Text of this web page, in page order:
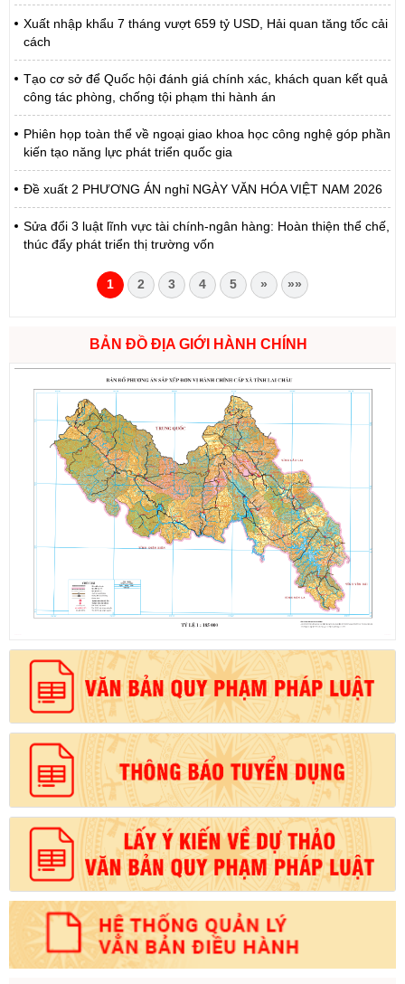
Xuất nhập khẩu 7 tháng vượt 659 tỷ USD, Hải quan tăng tốc cải
cách
Tạo cơ sở để Quốc hội đánh giá chính xác, khách quan kết quả
công tác phòng, chống tội phạm thi hành án
Phiên họp toàn thể về ngoại giao khoa học công nghệ góp phần
kiến tạo năng lực phát triển quốc gia
Đề xuất 2 PHƯƠNG ÁN nghỉ NGÀY VĂN HÓA VIỆT NAM 2026
Sửa đổi 3 luật lĩnh vực tài chính-ngân hàng: Hoàn thiện thể chế,
thúc đẩy phát triển thị trường vốn
1 2 3 4 5 » »»
BẢN ĐỒ ĐỊA GIỚI HÀNH CHÍNH